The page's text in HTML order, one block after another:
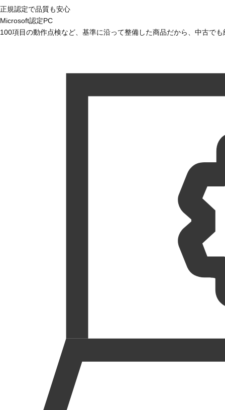
正規認定で品質も安心
Microsoft認定PC
100項目の動作点検など、基準に沿って整備した商品だから、中古で